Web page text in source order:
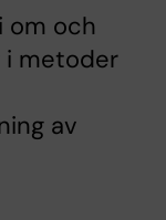
om och
i metoder
av